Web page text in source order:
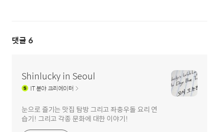
댓글 6
Shinlucky in Seoul
IT분야 크리에이터
눈으로 즐기는 맛집 탐방 그리고 좌충우돌 요리 연
습기! 그리고 각종 문화에 대한 이야기!